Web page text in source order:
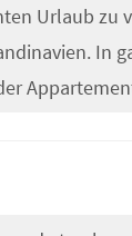
Urlaub zu
In